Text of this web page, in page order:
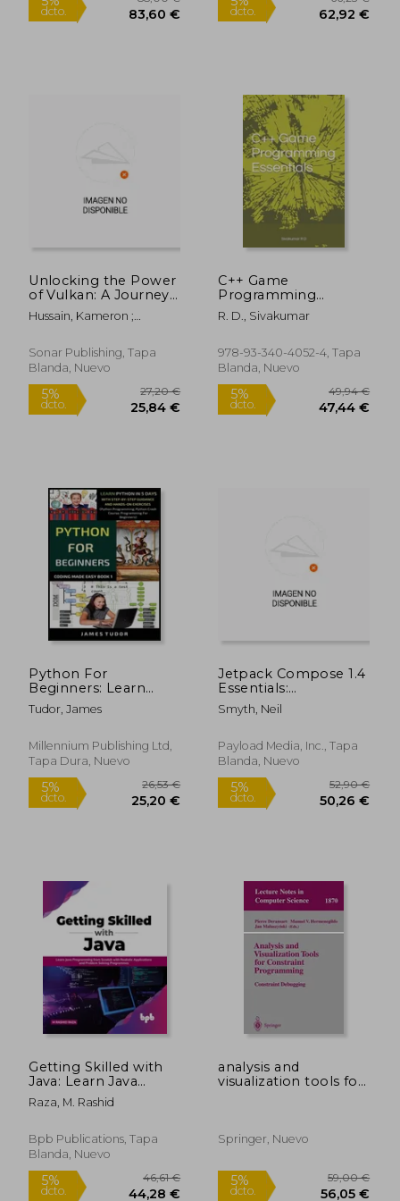
5%
dcto.
88,00 €
83,60 €
Unlocking the Power
of Vulkan: A Journey
into AI and Machine
Learning (en Inglés)
Hussain, Kameron ;
Sonar Publishing, Tapa
Blanda, Nuevo
5%
C++ Game
Programming
Essentials (en Inglés)
R. D., Sivakumar
978-93-340-4052-4, Tapa
Blanda, Nuevo
5%
dcto.
Python For
Beginners: Learn
Python In 5 Days
With Step-by-Step
On Exercises (Python
Programming,
Pro (en Inglés)
Tudor, James
Millennium Publishing Ltd,
Tapa Dura, Nuevo
Jetpack Compose 1.4
Essentials:
Developing Android
Apps with Jetpack
Studio, and Kotlin (en
Inglés)
Smyth, Neil
Payload Media, Inc., Tapa
Blanda, Nuevo
Getting Skilled with
Java: Learn Java
Programming from
Scratch with Realistic
Problem Solving
Programmes (en
Raza, M. Rashid
Bpb Publications, Tapa
Blanda, Nuevo
analysis and
visualization tools for
Springer, Nuevo